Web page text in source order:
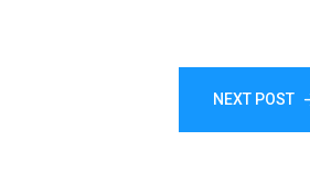
NEXT POST